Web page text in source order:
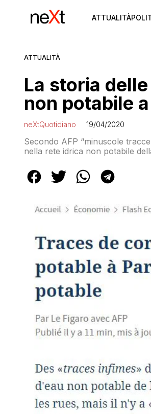
ATTUALITÀ
ATTUALITÀ
La storia
non potabile
neXtQuotidiano 19/04/2020
Secondo AFP “minuscole
nella rete idrica non potabile
virus